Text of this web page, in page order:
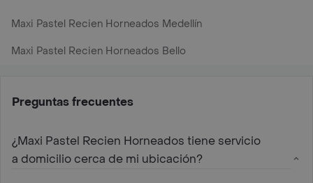
Maxi Pastel Recien Horneados Medellín
Maxi Pastel Recien Horneados Bello
Preguntas frecuentes
¿Maxi Pastel Recien Horneados tiene servicio
a domicilio cerca de mi ubicación?